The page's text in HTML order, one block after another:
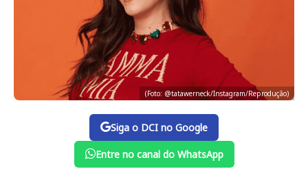
(Foto: @tatawerneck/Instagram/Reprodução)
Siga o DCI no Google
Entre no canal do WhatsApp